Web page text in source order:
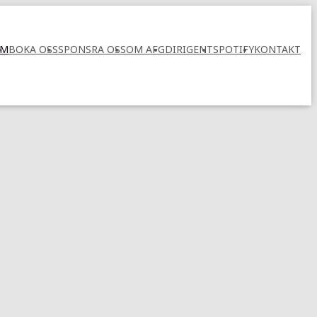
BOKA OSSSPONSRA OSSOM AFGDIRIGENTSPOTIFYKONTAKT